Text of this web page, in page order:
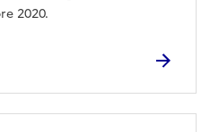
2020.